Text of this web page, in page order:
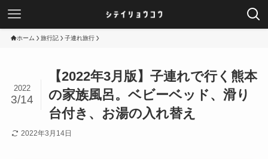
ホーム 旅行記 子連れ旅行
【2022年3月版】子連れで行く熊本
の家族風呂。ベビーベッド、滑り
台付き、お湯の入れ替え
2022
3/14
2022年3月14日